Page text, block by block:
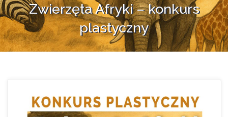
Zwierzęta Afryki – konkurs
plastyczny